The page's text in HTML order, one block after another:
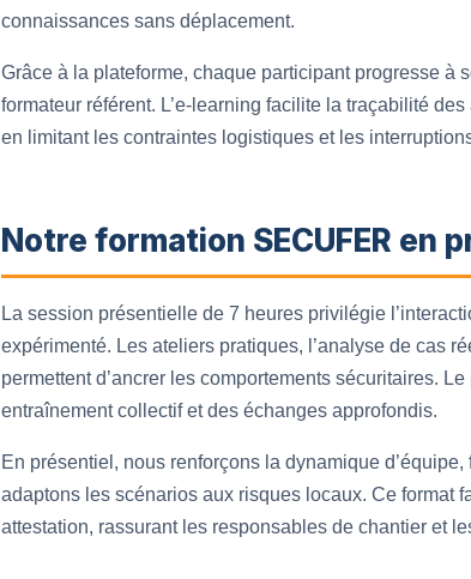
connaissances sans déplacement.
Grâce à la plateforme, chaque participant progresse à
formateur référent. L’e-learning facilite la traçabilité
en limitant les contraintes logistiques et les
Notre formation SECUFER en
La session présentielle de 7 heures privilégie
expérimenté. Les ateliers pratiques, l’analyse de cas
permettent d’ancrer les comportements sécuritaires.
entraînement collectif et des échanges approfondis.
En présentiel, nous renforçons la dynamique
adaptons les scénarios aux risques locaux. Ce format
attestation, rassurant les responsables de chantier et